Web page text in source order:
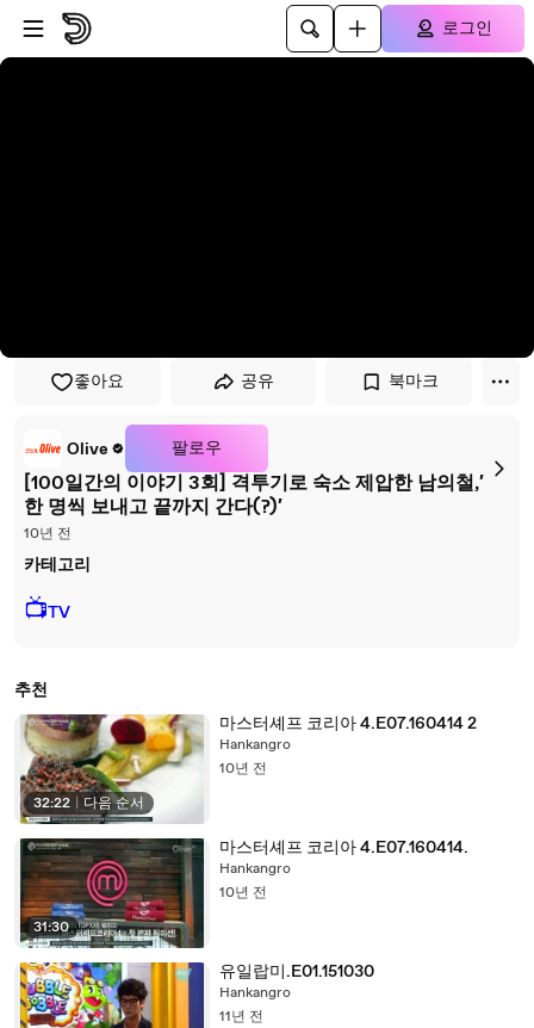
플레이어로 건너뛰기
본문으로 건너뛰기
로그인
좋아요 공유 북마크
Olive 팔로우
[100일간의 이야기 3회] 격투기로 숙소 제압한 남의철,′
한 명씩 보내고 끝까지 간다(?)′
10년 전
카테고리
📺TV
추천
32:22 다음 순서
마스터셰프 코리아 4.E07.160414 2
Hankangro
10년 전
31:30
마스터셰프 코리아 4.E07.160414.
Hankangro
10년 전
유일랍미.E01.151030
Hankangro
11년 전